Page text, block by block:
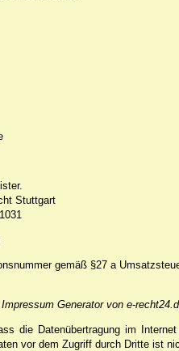
Stuttgart
gemäß §27 a
Generator von e-
die Datenübertragung im
vor dem Zugriff durch Dritte ist